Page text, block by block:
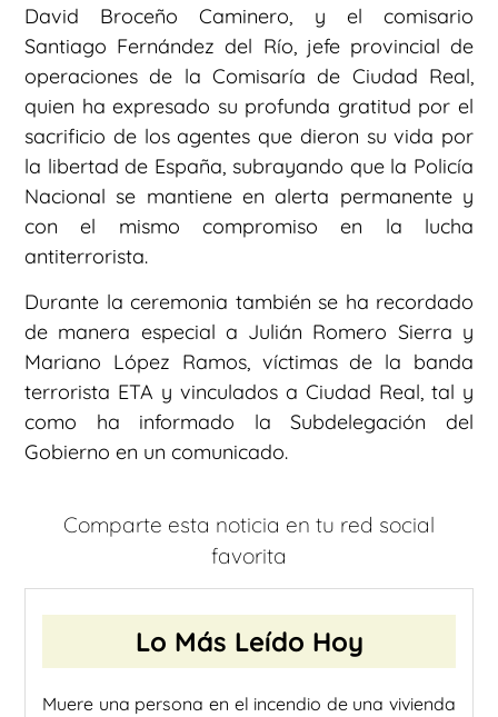
David Broceño Caminero, y el comisario
Santiago Fernández del Río, jefe provincial de
operaciones de la Comisaría de Ciudad Real,
quien ha expresado su profunda gratitud por el
sacrificio de los agentes que dieron su vida por
la libertad de España, subrayando que la Policía
Nacional se mantiene en alerta permanente y
con el mismo compromiso en la lucha
antiterrorista.
Durante la ceremonia también se ha recordado
de manera especial a Julián Romero Sierra y
Mariano López Ramos, víctimas de la banda
terrorista ETA y vinculados a Ciudad Real, tal y
como ha informado la Subdelegación del
Gobierno en un comunicado.
Comparte esta noticia en tu red social
favorita
Lo Más Leído Hoy
Muere una persona en el incendio de una vivienda